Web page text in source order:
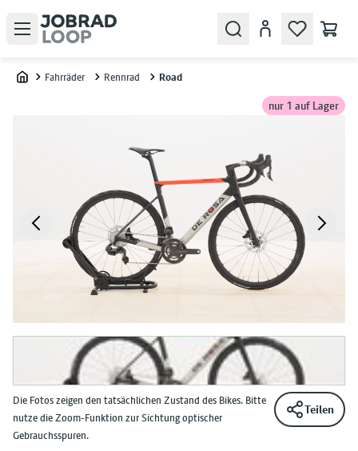
Open menu SearchKonto
Fahrräder Rennrad Road
nur 1 auf Lager
Die Fotos zeigen den tatsächlichen Zustand des Bikes. Bitte
nutze die Zoom-Funktion zur Sichtung optischer
Gebrauchsspuren.
Teilen